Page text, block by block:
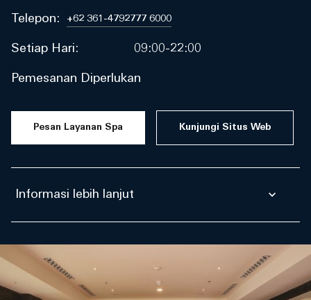
Telepon: +62 361-4792777 6000
Setiap Hari: 09:00-22:00
Pemesanan Diperlukan
Pesan Layanan Spa Kunjungi Situs Web
Informasi lebih lanjut